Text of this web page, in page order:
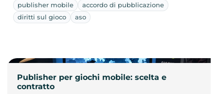
publisher mobile
accordo di pubblicazione
diritti sul gioco
aso
Publisher per giochi mobile: scelta e
contratto